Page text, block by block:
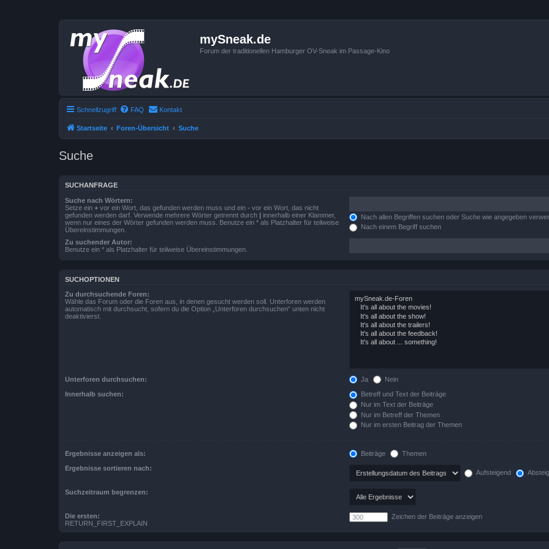
mySneak.de
Forum der traditionellen Hamburger OV-Sneak im Passage-Kino
Schnellzugriff FAQ Kontakt
Startseite Foren-Übersicht Suche
Suche
SUCHANFRAGE
Suche nach Wörtern:
Setze ein + vor ein Wort, das gefunden werden muss und ein - vor ein Wort, das nicht
gefunden werden darf. Verwende mehrere Wörter getrennt durch | innerhalb einer Klammer,
wenn nur eines der Wörter gefunden werden muss. Benutze ein * als Platzhalter für teilweise
Übereinstimmungen.
Nach allen Begriffen suchen oder Suche wie angegeben
Nach einem Begriff suchen
Zu suchender Autor:
Benutze ein * als Platzhalter für teilweise Übereinstimmungen.
SUCHOPTIONEN
Zu durchsuchende Foren:
Wähle das Forum oder die Foren aus, in denen gesucht werden soll. Unterforen werden
automatisch mit durchsucht, sofern du die Option „Unterforen durchsuchen“ unten nicht
deaktivierst.
Unterforen durchsuchen: Ja Nein
Innerhalb suchen:
Betreff und Text der Beiträge
Nur im Text der Beiträge
Nur im Betreff der Themen
Nur im ersten Beitrag der Themen
Ergebnisse anzeigen als: Beiträge Themen
Ergebnisse sortieren nach:
Aufsteigend
Suchzeitraum begrenzen:
Die ersten:
RETURN_FIRST_EXPLAIN
Zeichen der Beiträge anzeigen